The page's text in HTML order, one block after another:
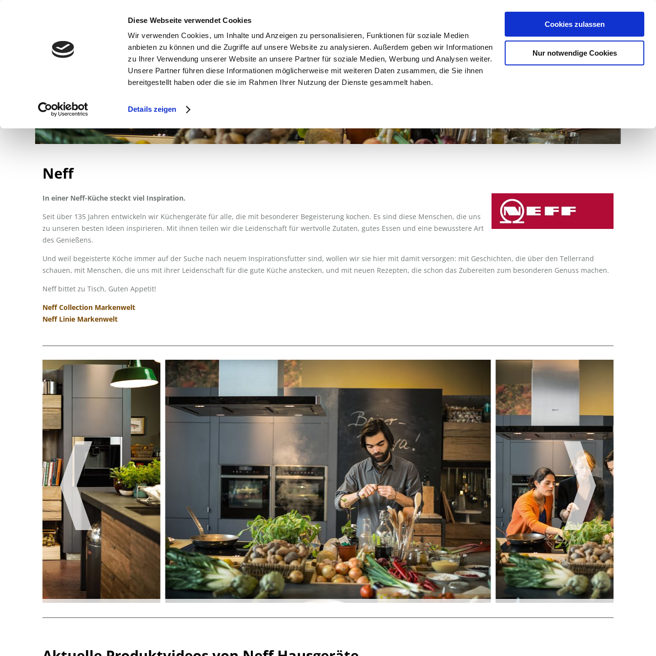
Diese Webseite verwendet Cookies
Wir verwenden Cookies, um Inhalte und Anzeigen zu personalisieren, Funktionen für soziale Medien
anbieten zu können und die Zugriffe auf unsere Website zu analysieren. Außerdem geben wir Informationen
zu Ihrer Verwendung unserer Website an unsere Partner für soziale Medien, Werbung und Analysen weiter.
Unsere Partner führen diese Informationen möglicherweise mit weiteren Daten zusammen, die Sie ihnen
bereitgestellt haben oder die sie im Rahmen Ihrer Nutzung der Dienste gesammelt haben.
Details zeigen
Cookies zulassen
Nur notwendige Cookies
Termin vereinbaren: 09356 / 6484
Schreinerei Otte Türen Fußböden Küchen Elektrogeräte
Miele
Spülen Anfahrt / Kontakt
Neff
In einer Neff-Küche steckt viel Inspiration.
Seit über 135 Jahren entwickeln wir Küchengeräte für alle, die mit besonderer Begeisterung kochen. Es sind diese Menschen, die uns
zu unseren besten Ideen inspirieren. Mit ihnen teilen wir die Leidenschaft für wertvolle Zutaten, gutes Essen und eine bewusstere Art
des Genießens.
Und weil begeisterte Köche immer auf der Suche nach neuem Inspirationsfutter sind, wollen wir sie hier mit damit versorgen: mit Geschichten, die über den Tellerrand
schauen, mit Menschen, die uns mit ihrer Leidenschaft für die gute Küche anstecken, und mit neuen Rezepten, die schon das Zubereiten zum besonderen Genuss machen.
Neff bittet zu Tisch, Guten Appetit!
Neff Collection Markenwelt
Neff Linie Markenwelt